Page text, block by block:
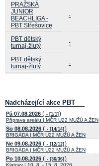
PRAŽSKÁ
JUNIOR
BEACHLIGA -
PBT Střešovice
-
PBT dětský
turnaj-žlutý
-
PBT dětský
turnaj-žlutý
-
Nadcházející akce PBT
Pá 07.08.2026 ( - [1/1] )
Příprava areálu | MČR U22 MUŽŮ A ŽEN
So 08.08.2026 ( - [14/14] )
BRIGÁDA | MČR U22 MUŽŮ A ŽEN
Ne 09.08.2026 ( - [12/12] )
BRIGÁDA | MČR U22 MUŽŮ A ŽEN
Po 10.08.2026 ( - [36/36] )
Klatovy | 10. 8. - 15. 8. 2026